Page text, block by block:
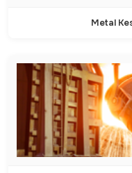
Metal